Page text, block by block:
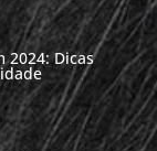
2024: Dicas